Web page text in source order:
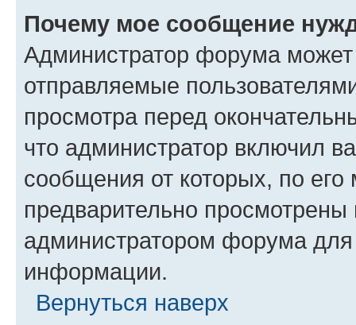
Почему мое сообщение
Администратор форума
отправляемые
просмотра перед
что администратор включил
сообщения от которых, по
предварительно
администратором форума
информации.
Вернуться наверх